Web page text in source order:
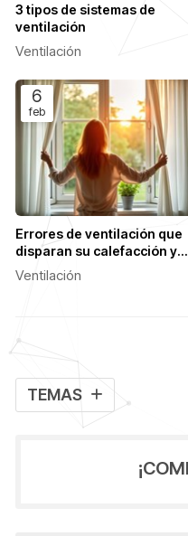
TEMAS
3 tipos de sistemas de
ventilación
Ventilación
6
feb
Errores de ventilación que
disparan su calefacción y
cómo solucionarlos
Ventilación